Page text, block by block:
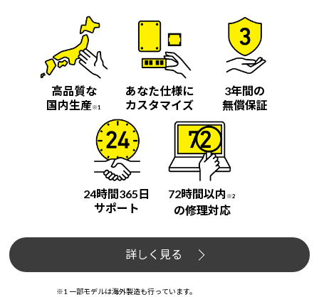
高品質な
国内生産※1
あなた仕様に
カスタマイズ
3年間の
無償保証
24時間365日
サポート
72時間以内 ※2
の修理対応
詳しく見る
※1 一部モデルは海外製造も行っています。